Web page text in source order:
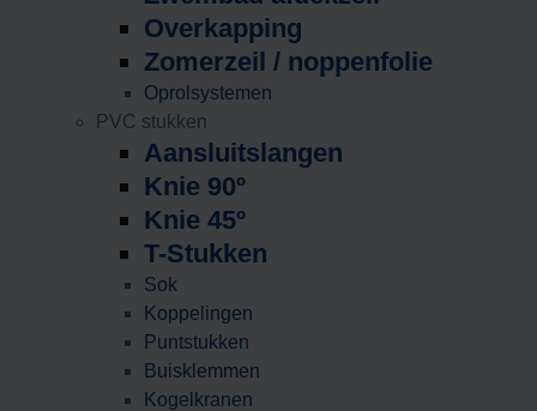
Overkapping
Zomerzeil / noppenfolie
Oprolsystemen
PVC stukken
Aansluitslangen
Knie 90º
Knie 45º
T-Stukken
Sok
Koppelingen
Puntstukken
Buisklemmen
Kogelkranen